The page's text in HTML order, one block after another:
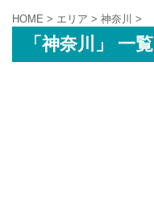
HOME > エリア > 神奈川 >
「神奈川」 一覧